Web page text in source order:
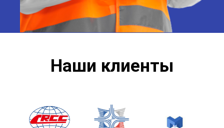
Наши клиенты